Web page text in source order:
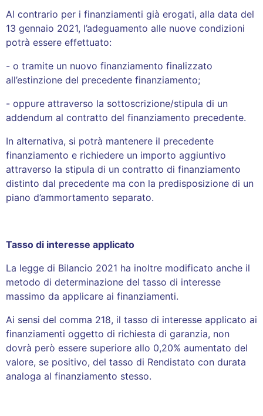
Al contrario per i finanziamenti già erogati, alla data del
13 gennaio 2021, l’adeguamento alle nuove condizioni
potrà essere effettuato:
- o tramite un nuovo finanziamento finalizzato
all’estinzione del precedente finanziamento;
- oppure attraverso la sottoscrizione/stipula di un
addendum al contratto del finanziamento precedente.
In alternativa, si potrà mantenere il precedente
finanziamento e richiedere un importo aggiuntivo
attraverso la stipula di un contratto di finanziamento
distinto dal precedente ma con la predisposizione di un
piano d’ammortamento separato.
Tasso di interesse applicato
La legge di Bilancio 2021 ha inoltre modificato anche il
metodo di determinazione del tasso di interesse
massimo da applicare ai finanziamenti.
Ai sensi del comma 218, il tasso di interesse applicato ai
finanziamenti oggetto di richiesta di garanzia, non
dovrà però essere superiore allo 0,20% aumentato del
valore, se positivo, del tasso di Rendistato con durata
analoga al finanziamento stesso.